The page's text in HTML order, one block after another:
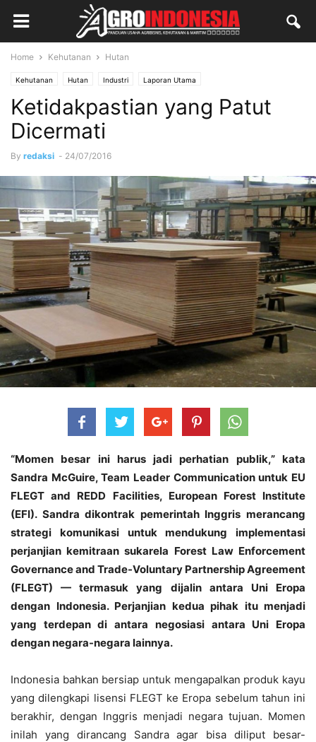
Home Kehutanan Hutan
Kehutanan Hutan Industri Laporan Utama
Ketidakpastian yang Patut
Dicermati
By redaksi - 24/07/2016
“Momen besar ini harus jadi perhatian publik,” kata
Sandra McGuire, Team Leader Communication untuk EU
FLEGT and REDD Facilities, European Forest Institute
(EFI). Sandra dikontrak pemerintah Inggris merancang
strategi komunikasi untuk mendukung implementasi
perjanjian kemitraan sukarela Forest Law Enforcement
Governance and Trade-Voluntary Partnership Agreement
(FLEGT) — termasuk yang dijalin antara Uni Eropa
dengan Indonesia. Perjanjian kedua pihak itu menjadi
yang terdepan di antara negosiasi antara Uni Eropa
dengan negara-negara lainnya.
Indonesia bahkan bersiap untuk mengapalkan produk kayu
yang dilengkapi lisensi FLEGT ke Eropa sebelum tahun ini
berakhir, dengan Inggris menjadi negara tujuan. Momen
inilah yang dirancang Sandra agar bisa diliput besar-